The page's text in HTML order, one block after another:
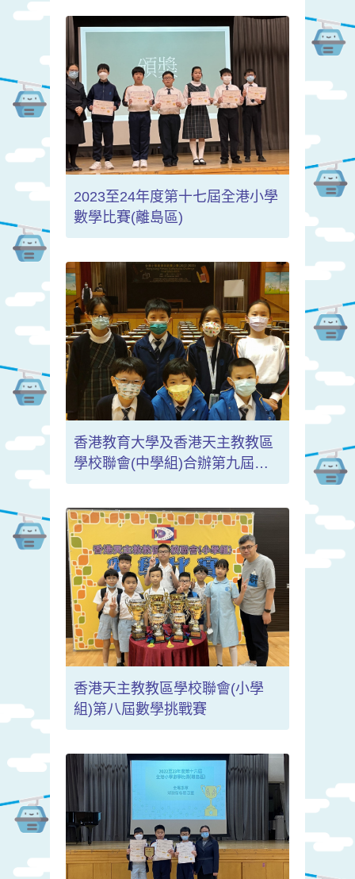
2023至24年度第十七屆全港小學
數學比賽(離島區)
香港教育大學及香港天主教教區
學校聯會(中學組)合辦第九屆
「全港小學數學挑戰賽」決賽
(2022-2023)
香港天主教教區學校聯會(小學
組)第八屆數學挑戰賽